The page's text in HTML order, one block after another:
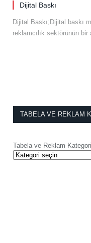
Dijital Baskı
Dijital Baskı;Dijital baskı
reklamcılık sektörünün
TABELA VE REKLAM
Tabela ve Reklam